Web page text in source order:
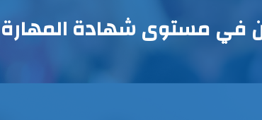
في مستوى شهادة المهارة